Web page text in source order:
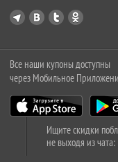
Все наши купоны доступны
через Мобильное
Ищите скидки
не выходя из чата: